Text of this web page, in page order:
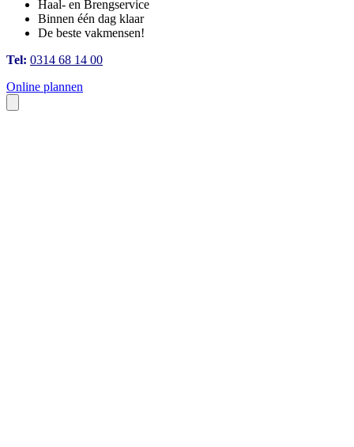
Haal- en Brengservice
Binnen één dag klaar
De beste vakmensen!
Tel: 0314 68 14 00
Online plannen